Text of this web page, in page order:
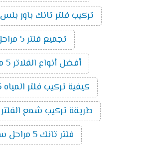
تركيب فلتر تانك باور بلس 5 مراحل
تجميع فلتر 5 مراحل
أفضل أنواع الفلاتر 5 مراحل
كيفية تركيب فلتر المياه 5 مراحل
طريقة تركيب شمع الفلتر 5 مراحل
فلتر تانك 5 مراحل سعر